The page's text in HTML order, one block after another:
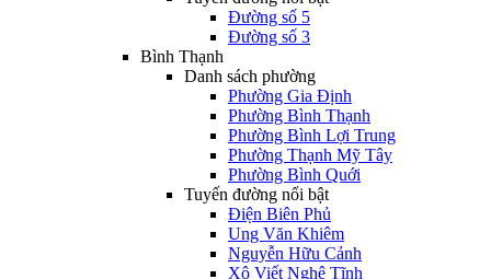
Đường số 5
Đường số 3
Bình Thạnh
Danh sách phường
Phường Gia Định
Phường Bình Thạnh
Phường Bình Lợi Trung
Phường Thạnh Mỹ Tây
Phường Bình Quới
Tuyến đường nổi bật
Điện Biên Phủ
Ung Văn Khiêm
Nguyễn Hữu Cảnh
Xô Viết Nghệ Tĩnh